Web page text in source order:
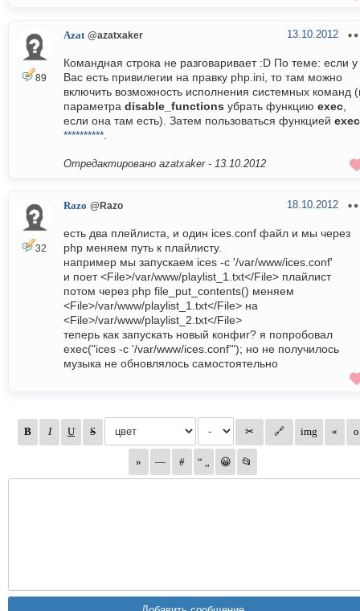
89
Azat @azatxaker 13.10.2012
Командная строка не разговаривает :D По теме: если у
Вас есть привилегии на правку php.ini, то там можно
включить возможность исполнения системных команд
параметра disable_functions убрать функцию exec
если она там есть). Затем пользоваться функцией exec
**********
Отредактировано azatxaker - 13.10.2012
32
Razo @Razo 18.10.2012
есть два плейлиста, и один ices.conf файл и мы через
php меняем путь к плайлисту.
например мы запускаем ices -c '/var/www/ices.conf'
и поет <File>/var/www/playlist_1.txt</File> плайлист
потом через php file_put_contents() меняем
<File>/var/www/playlist_1.txt</File> на
<File>/var/www/playlist_2.txt</File>
теперь как запускать новый конфиг? я попробовал
exec("ices -c '/var/www/ices.conf'"); но не получилось
музыка не обновлялось самостоятельно